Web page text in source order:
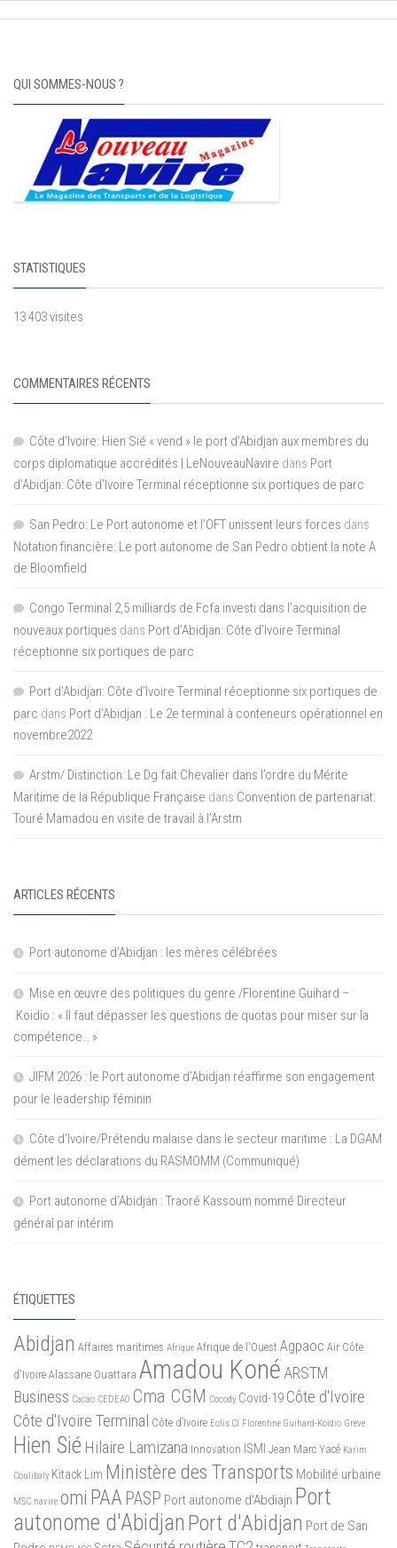
QUI SOMMES-NOUS ?
STATISTIQUES
13 403 visites
COMMENTAIRES RÉCENTS
Côte d'Ivoire: Hien Sié « vend » le port d'Abidjan aux membres du
corps diplomatique accrédités | LeNouveauNavire dans Port
d’Abidjan: Côte d’Ivoire Terminal réceptionne six portiques de parc
San Pedro: Le Port autonome et l’OFT unissent leurs forces dans
Notation financière: Le port autonome de San Pedro obtient la note A
de Bloomfield
Congo Terminal 2,5 milliards de Fcfa investi dans l’acquisition de
nouveaux portiques dans Port d’Abidjan: Côte d’Ivoire Terminal
réceptionne six portiques de parc
Port d'Abidjan: Côte d’Ivoire Terminal réceptionne six portiques de
parc dans Port d’Abidjan : Le 2e terminal à conteneurs opérationnel en
novembre2022
Arstm/ Distinction: Le Dg fait Chevalier dans l’ordre du Mérite
Maritime de la République Française dans Convention de partenariat:
Touré Mamadou en visite de travail à l’Arstm
ARTICLES RÉCENTS
Port autonome d’Abidjan : les mères célébrées
Mise en œuvre des politiques du genre /Florentine Guihard –
Koidio : « Il faut dépasser les questions de quotas pour miser sur la
compétence… »
JIFM 2026 : le Port autonome d’Abidjan réaffirme son engagement
pour le leadership féminin
Côte d’Ivoire/Prétendu malaise dans le secteur maritime : La DGAM
dément les déclarations du RASMOMM (Communiqué)
Port autonome d’Abidjan : Traoré Kassoum nommé Directeur
général par intérim
ÉTIQUETTES
Abidjan Affaires maritimes Afrique Afrique de l'Ouest Agpaoc Air Côte
d'Ivoire Alassane Ouattara Amadou Koné ARSTM
Business Cacao CEDEAO Cma CGM Cocody Covid-19 Côte d'Ivoire
Côte d'Ivoire Terminal Côte d’Ivoire Eolis CI Florentine Guihard-Koidio Grève
Hien Sié Hilaire Lamizana Innovation ISMI Jean Marc Yacé Karim
Coulibaly Kitack Lim Ministère des Transports Mobilité urbaine
MSC navire omi PAA PASP Port autonome d'Abdiajn Port
autonome d'Abidjan Port d'Abidjan Port de San